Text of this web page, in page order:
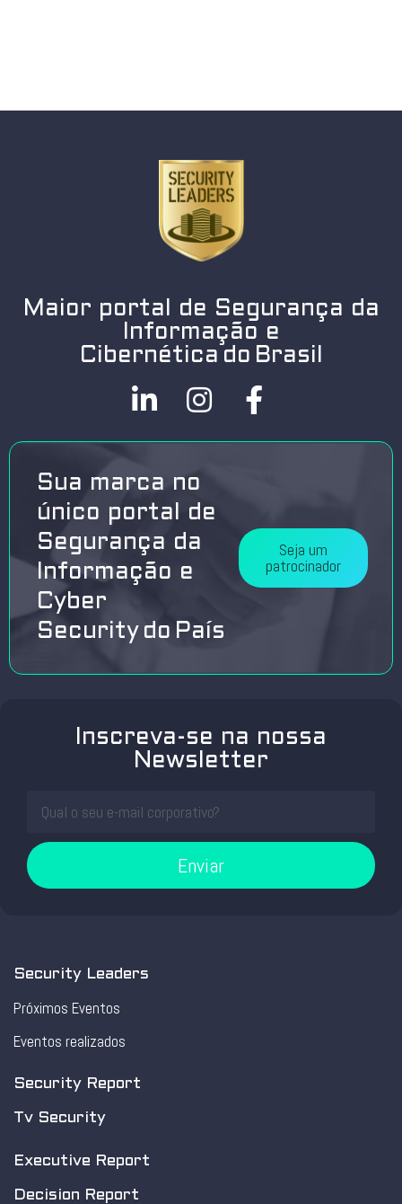
Maior portal de Segurança da
Informação e
Cibernética do Brasil
Sua marca no
único portal de
Segurança da
Informação e
Cyber
Security do País
Seja um
patrocinador
Inscreva-se na nossa
Newsletter
Enviar
Security Leaders
Próximos Eventos
Eventos realizados
Security Report
Tv Security
Executive Report
Decision Report